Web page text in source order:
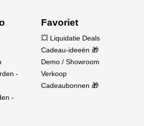
-
-
Favoriet
💥 Liquidatie Deals
Cadeau-ideeën 🎁
Demo / Showroom
Verkoop
Cadeaubonnen 🎁